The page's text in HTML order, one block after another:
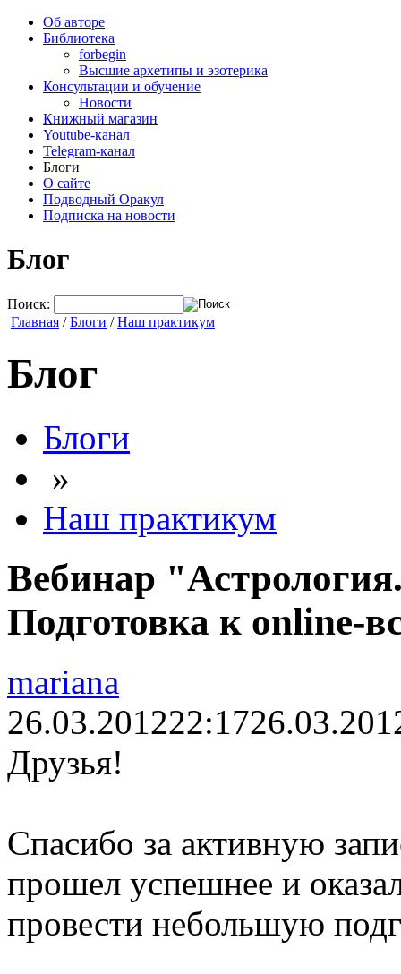
Об авторе
Библиотека
forbegin
Высшие архетипы и эзотерика
Консультации и обучение
Новости
Книжный магазин
Youtube-канал
Telegram-канал
Блоги
О сайте
Подводный Оракул
Подписка на новости
Блог
Поиск:
Главная /Блоги /Наш практикум
Блог
Блоги
»
Наш практикум
Вебинар
Подготовка к online-
mariana
26.03.201222:17
Друзья!
Спасибо за активную
прошел успешнее и
провести небольшую